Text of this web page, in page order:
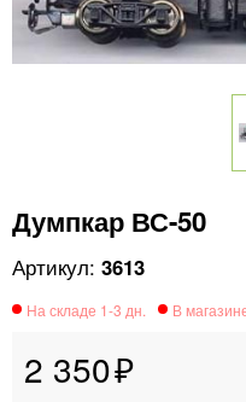
Думпкар ВС-50
3613
2 350